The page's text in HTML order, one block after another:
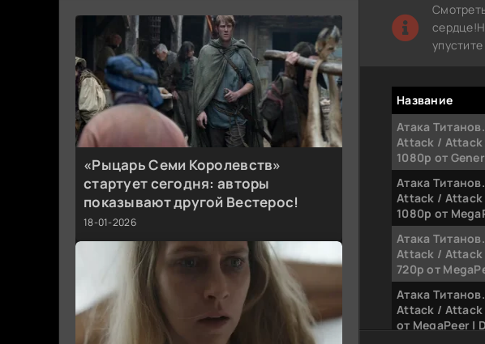
«Рыцарь Семи Королевств»
стартует сегодня: авторы
показывают другой Вестерос!
18-01-2026
Название
Атака
Attack / Attack
1080p от
Атака
Attack / Attack
1080p от
Атака
Attack / Attack
720p от
Атака
Attack / Attack
от MegaPeer | D